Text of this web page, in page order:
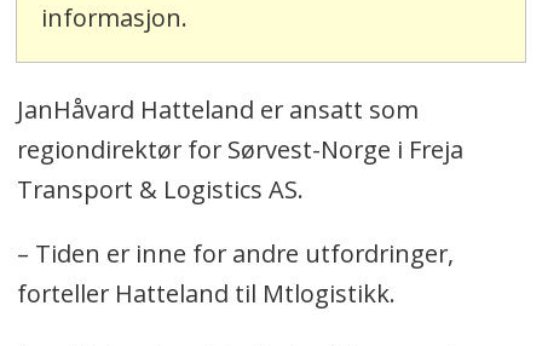
informasjon.
JanHåvard Hatteland er ansatt som
regiondirektør for Sørvest-Norge i Freja
Transport & Logistics AS.
– Tiden er inne for andre utfordringer,
forteller Hatteland til Mtlogistikk.